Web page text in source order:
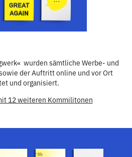
wurden sämtliche Werbe- und
der Auftritt online und vor Ort
und organisiert.​​​​​​​
12 weiteren Kommilitonen